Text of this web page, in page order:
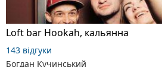
Loft bar Hookah, кальянна
143 відгуки
Богдан Кучинський